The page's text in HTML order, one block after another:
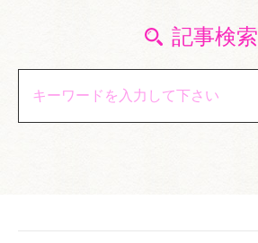
記事検索